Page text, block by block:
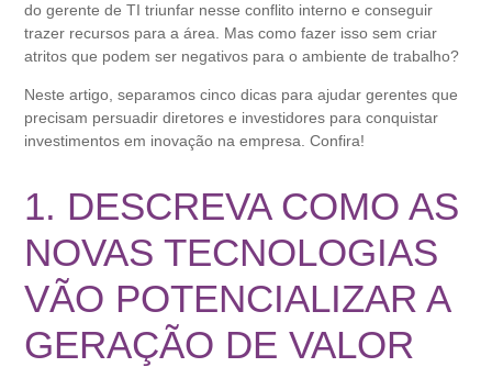
do gerente de TI triunfar nesse conflito interno e conseguir
trazer recursos para a área. Mas como fazer isso sem criar
atritos que podem ser negativos para o ambiente de trabalho?
Neste artigo, separamos cinco dicas para ajudar gerentes que
precisam persuadir diretores e investidores para conquistar
investimentos em inovação na empresa. Confira!
1. DESCREVA COMO AS
NOVAS TECNOLOGIAS
VÃO POTENCIALIZAR A
GERAÇÃO DE VALOR